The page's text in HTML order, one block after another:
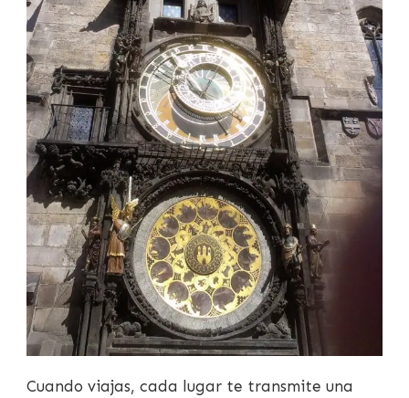
Cuando viajas, cada lugar te transmite una